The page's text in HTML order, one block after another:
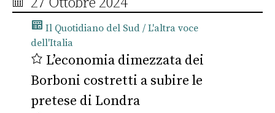
Il Quotidiano del Sud / L'altra voce
dell'Italia
L’economia dimezzata dei
Borboni costretti a subire le
pretese di Londra